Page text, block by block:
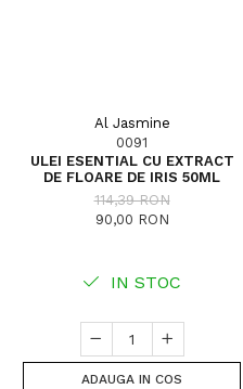
Al Jasmine
0091
ULEI ESENTIAL CU EXTRACT
DE FLOARE DE IRIS 50ML
114,39 RON
90,00 RON
IN STOC
ADAUGA IN COS